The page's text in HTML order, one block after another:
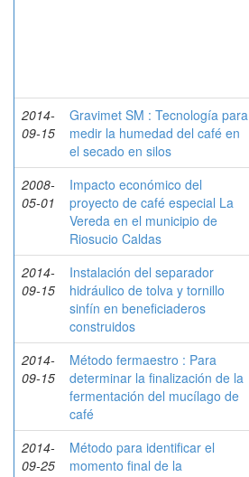
2014-
09-15
Gravimet SM : Tecnología para
medir la humedad del café en
el secado en silos
2008-
05-01
Impacto económico del
proyecto de café especial La
Vereda en el municipio de
Riosucio Caldas
2014-
09-15
Instalación del separador
hidráulico de tolva y tornillo
sinfín en beneficiaderos
construidos
2014-
09-15
Método fermaestro : Para
determinar la finalización de la
fermentación del mucílago de
café
2014-
09-25
Método para identificar el
momento final de la